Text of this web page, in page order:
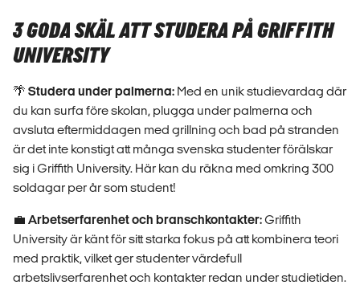
3 GODA SKÄL ATT STUDERA PÅ GRIFFITH
UNIVERSITY
🌴 Studera under palmerna: Med en unik studievardag där
du kan surfa före skolan, plugga under palmerna och
avsluta eftermiddagen med grillning och bad på stranden
är det inte konstigt att många svenska studenter förälskar
sig i Griffith University. Här kan du räkna med omkring 300
soldagar per år som student!
💼 Arbetserfarenhet och branschkontakter:Griffith
University är känt för sitt starka fokus på att kombinera teori
med praktik, vilket ger studenter värdefull
arbetslivserfarenhet och kontakter redan under studietiden.